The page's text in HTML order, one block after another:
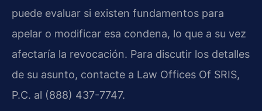
puede evaluar si existen fundamentos para
apelar o modificar esa condena, lo que a su vez
afectaría la revocación. Para discutir los detalles
de su asunto, contacte a Law Offices Of SRIS,
P.C. al (888) 437-7747.